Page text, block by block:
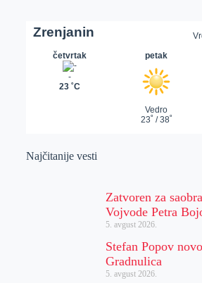
Najčitanije vesti
Zatvoren za
Vojvode Petra
5. avgust 2026.
Stefan Popov
Gradnulica
5. avgust 2026.